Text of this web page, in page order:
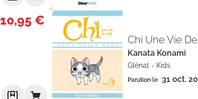
10,95 €
Chi Une Vie
Kanata Konami
Glénat - Kids
Parution le 31 oct.